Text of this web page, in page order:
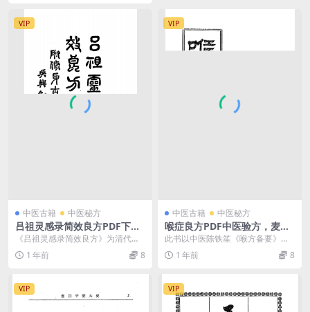
VIP
中医古籍 中医秘方
吕祖灵感录简效良方PDF下
载，谈文灴著
《吕祖灵感录简效良方》为清代医
家谈文灴（字东亭）辑录的丹道医
学验方集，成书于乾隆...
1 年前 8
VIP
中医古籍 中医秘方
喉症良方PDF中医验方，麦秀
岐编
此书以中医陈铁笙《喉方备要》一
书为蓝本，改编更名刊印
1 年前 8
VIP VIP